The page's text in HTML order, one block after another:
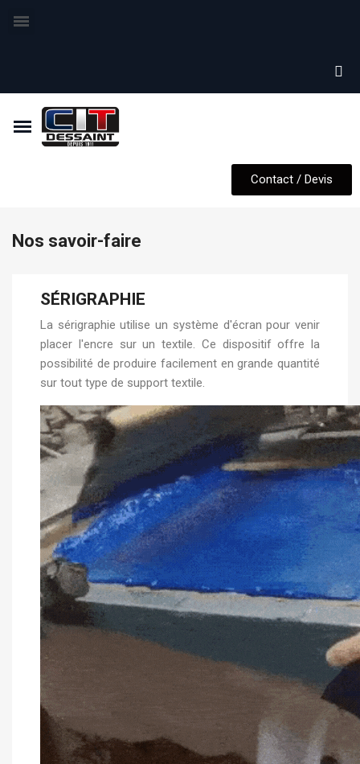
Contact / Devis
Nos savoir-faire
SÉRIGRAPHIE
La sérigraphie utilise un système d'écran pour venir
placer l'encre sur un textile. Ce dispositif offre la
possibilité de produire facilement en grande quantité
sur tout type de support textile.